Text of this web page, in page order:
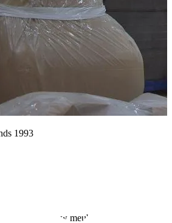
1993
kracht achter uw meubelmerk. Van opslag